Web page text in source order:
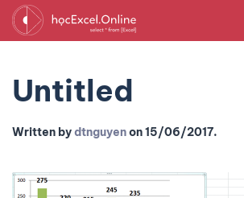
Untitled
Written bydtnguyenon15/06/2017.